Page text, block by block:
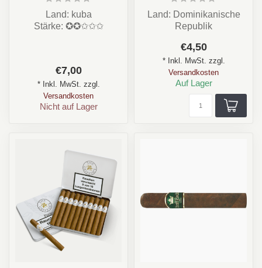
Land: kuba
Stärke: ✪✪✩✩✩
€7,00
* Inkl. MwSt. zzgl.
Versandkosten
Nicht auf Lager
Land: Dominikanische
Republik
Aroma: Nuss, Holz,
Cremig, Gras
F...
€4,50
* Inkl. MwSt. zzgl.
Versandkosten
Auf Lager